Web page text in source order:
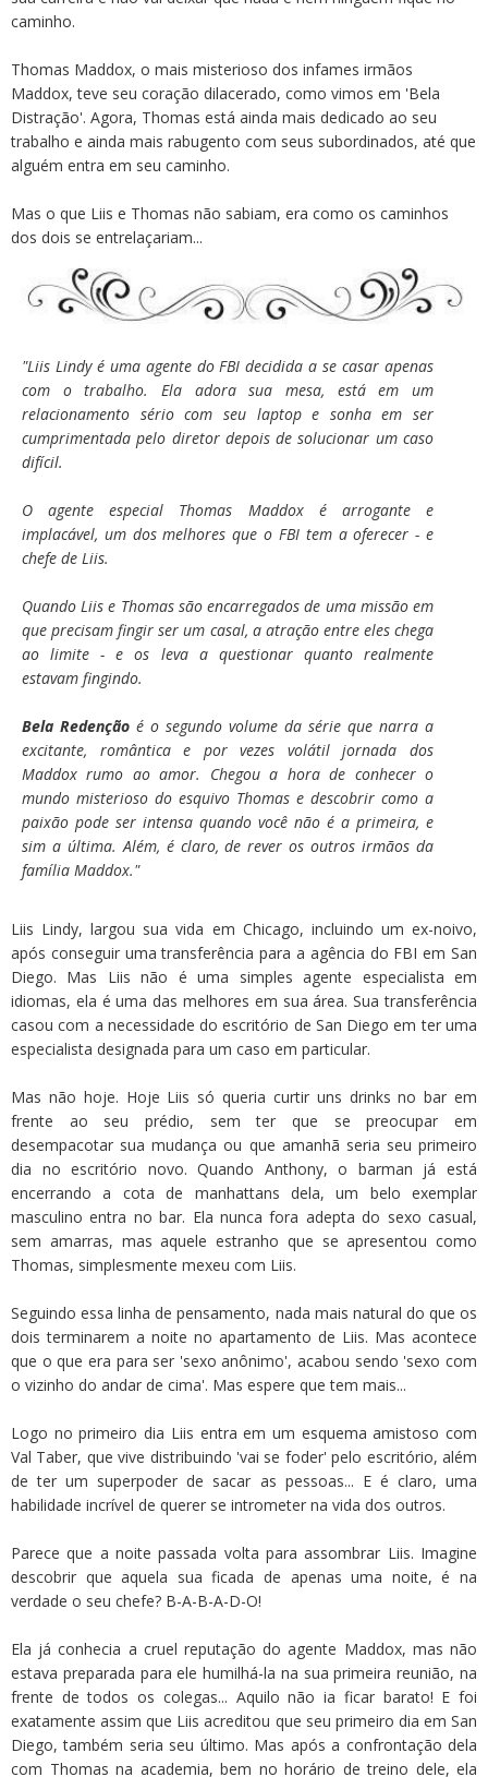
caminho.
Thomas Maddox, o mais misterioso dos infames irmãos
Maddox, teve seu coração dilacerado, como vimos em 'Bela
Distração'. Agora, Thomas está ainda mais dedicado ao seu
trabalho e ainda mais rabugento com seus subordinados, até que
alguém entra em seu caminho.
Mas o que Liis e Thomas não sabiam, era como os caminhos
dos dois se entrelaçariam...
"Liis Lindy é uma agente do FBI decidida a se casar apenas
com o trabalho. Ela adora sua mesa, está em um
relacionamento sério com seu laptop e sonha em ser
cumprimentada pelo diretor depois de solucionar um caso
difícil.
O agente especial Thomas Maddox é arrogante e
implacável, um dos melhores que o FBI tem a oferecer - e
chefe de Liis.
Quando Liis e Thomas são encarregados de uma missão em
que precisam fingir ser um casal, a atração entre eles chega
ao limite - e os leva a questionar quanto realmente
estavam fingindo.
Bela Redenção é o segundo volume da série que narra a
excitante, romântica e por vezes volátil jornada dos
Maddox rumo ao amor. Chegou a hora de conhecer o
mundo misterioso do esquivo Thomas e descobrir como a
paixão pode ser intensa quando você não é a primeira, e
sim a última. Além, é claro, de rever os outros irmãos da
família Maddox."
Liis Lindy, largou sua vida em Chicago, incluindo um ex-noivo,
após conseguir uma transferência para a agência do FBI em San
Diego. Mas Liis não é uma simples agente especialista em
idiomas, ela é uma das melhores em sua área. Sua transferência
casou com a necessidade do escritório de San Diego em ter uma
especialista designada para um caso em particular.
Mas não hoje. Hoje Liis só queria curtir uns drinks no bar em
frente ao seu prédio, sem ter que se preocupar em
desempacotar sua mudança ou que amanhã seria seu primeiro
dia no escritório novo. Quando Anthony, o barman já está
encerrando a cota de manhattans dela, um belo exemplar
masculino entra no bar. Ela nunca fora adepta do sexo casual,
sem amarras, mas aquele estranho que se apresentou como
Thomas, simplesmente mexeu com Liis.
Seguindo essa linha de pensamento, nada mais natural do que os
dois terminarem a noite no apartamento de Liis. Mas acontece
que o que era para ser 'sexo anônimo', acabou sendo 'sexo com
o vizinho do andar de cima'. Mas espere que tem mais...
Logo no primeiro dia Liis entra em um esquema amistoso com
Val Taber, que vive distribuindo 'vai se foder' pelo escritório, além
de ter um superpoder de sacar as pessoas... E é claro, uma
habilidade incrível de querer se intrometer na vida dos outros.
Parece que a noite passada volta para assombrar Liis. Imagine
descobrir que aquela sua ficada de apenas uma noite, é na
verdade o seu chefe? B-A-B-A-D-O!
Ela já conhecia a cruel reputação do agente Maddox, mas não
estava preparada para ele humilhá-la na sua primeira reunião, na
frente de todos os colegas... Aquilo não ia ficar barato! E foi
exatamente assim que Liis acreditou que seu primeiro dia em San
Diego, também seria seu último. Mas após a confrontação dela
com Thomas na academia, bem no horário de treino dele, ela